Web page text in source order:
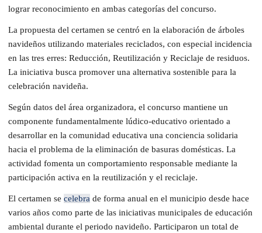
lograr reconocimiento en ambas categorías del concurso.
La propuesta del certamen se centró en la elaboración de árboles
navideños utilizando materiales reciclados, con especial incidencia
en las tres erres: Reducción, Reutilización y Reciclaje de residuos.
La iniciativa busca promover una alternativa sostenible para la
celebración navideña.
Según datos del área organizadora, el concurso mantiene un
componente fundamentalmente lúdico-educativo orientado a
desarrollar en la comunidad educativa una conciencia solidaria
hacia el problema de la eliminación de basuras domésticas. La
actividad fomenta un comportamiento responsable mediante la
participación activa en la reutilización y el reciclaje.
El certamen se celebra de forma anual en el municipio desde hace
varios años como parte de las iniciativas municipales de educación
ambiental durante el periodo navideño. Participaron un total de